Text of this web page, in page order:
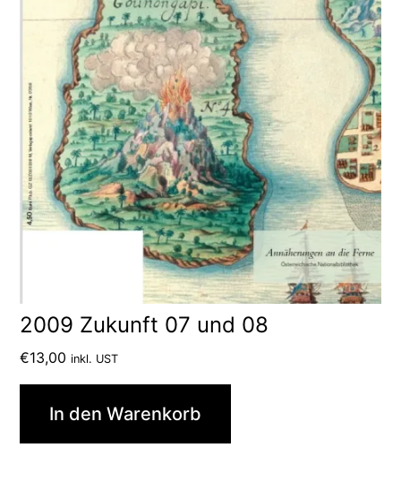
2009 Zukunft 07 und 08
€13,00 inkl. UST
In den Warenkorb